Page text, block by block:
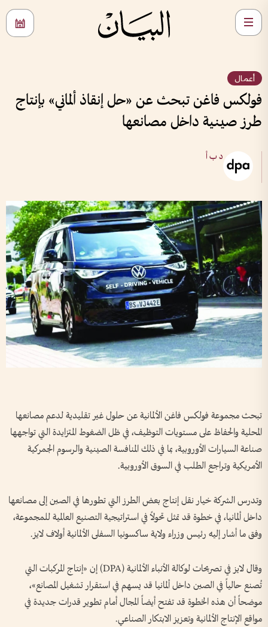
أعمال
فولكس فاغن تبحث عن «حل إنقاذ ألماني» بإنتاج
طرز صينية داخل مصانعها
د ب أ
تبحث مجموعة فولكس فاغن الألمانية عن حلول غير تقليدية لدعم مصانعها
المحلية والحفاظ على مستويات التوظيف، في ظل الضغوط المتزايدة التي تواجهها
صناعة السيارات الأوروبية، بما في ذلك المنافسة الصينية والرسوم الجمركية
الأمريكية وتراجع الطلب في السوق الأوروبية.
وتدرس الشركة خيار نقل إنتاج بعض الطرز التي تطورها في الصين إلى مصانعها
داخل ألمانيا، في خطوة قد تمثل تحولاً في استراتيجية التصنيع العالمية للمجموعة،
وفق ما أشار إليه رئيس وزراء ولاية ساكسونيا السفلى الألمانية أولاف لايز.
وقال لايز في تصريحات لوكالة الأنباء الألمانية (DPA) إن «إنتاج المركبات التي
تُصنع حالياً في الصين داخل ألمانيا قد يسهم في استقرار تشغيل المصانع»،
موضحاً أن هذه الخطوة قد تفتح أيضاً المجال أمام تطوير قدرات جديدة في
مواقع الإنتاج الألمانية وتعزيز الابتكار الصناعي.